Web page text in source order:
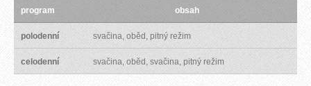
program obsah
polodenní svačina, oběd, pitný režim
celodenní svačina, oběd, svačina, pitný režim